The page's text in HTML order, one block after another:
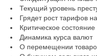
Текущий уровень
Грядет рост тарифов
Критическое
Динамика курса валют
О перемещении